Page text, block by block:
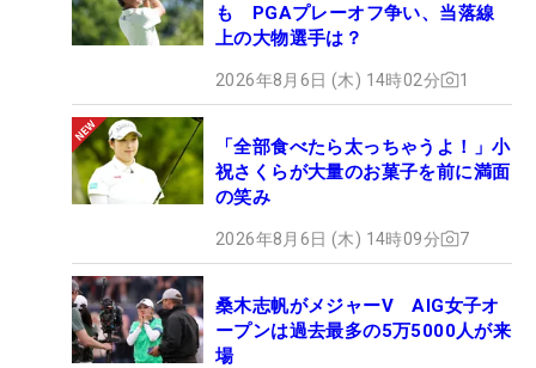
も PGAプレーオフ争い、当落線
上の大物選手は？
2026年8月6日 (木) 14時02分 1
「全部食べたら太っちゃうよ！」小
祝さくらが大量のお菓子を前に満面
の笑み
2026年8月6日 (木) 14時09分 7
桑木志帆がメジャーV AIG女子オ
ープンは過去最多の5万5000人が来
場